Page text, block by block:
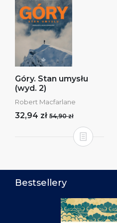
Góry. Stan umysłu
(wyd. 2)
Robert Macfarlane
32,94 zł 54,90 zł
Bestsellery